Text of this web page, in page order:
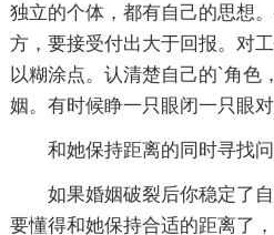
独立的个体，都有自己的思想
方，要接受付出大于回报。对
以糊涂点。认清楚自己的`角色
姻。有时候睁一只眼闭一只眼
和她保持距离的同时寻找
如果婚姻破裂后你稳定了
要懂得和她保持合适的距离了